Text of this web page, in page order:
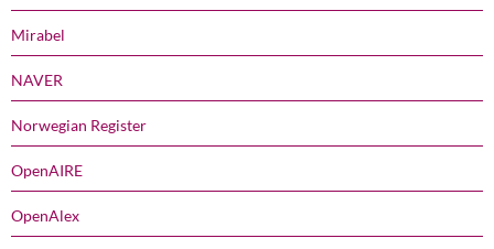
Mirabel
NAVER
Norwegian Register
OpenAIRE
OpenAlex